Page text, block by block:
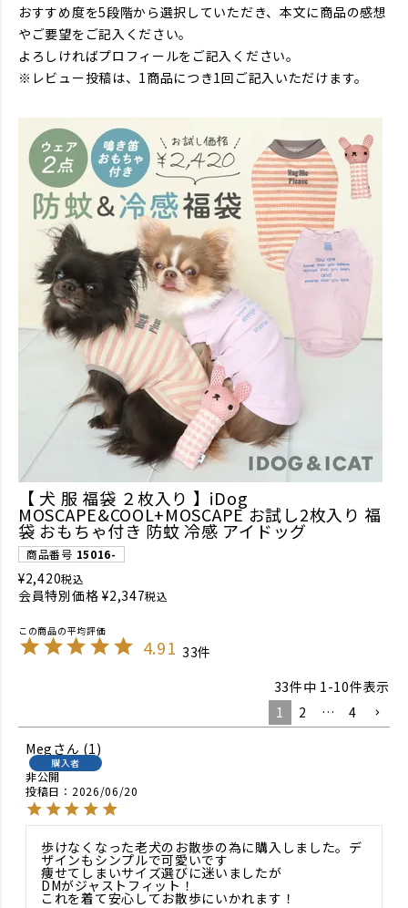
おすすめ度を5段階から選択していただき、本文に商品の感想
やご要望をご記入ください。
よろしければプロフィールをご記入ください。
※レビュー投稿は、1商品につき1回ご記入いただけます。
【 犬 服 福袋 ２枚入り 】iDog
MOSCAPE&COOL+MOSCAPE お試し2枚入り 福
袋 おもちゃ付き 防蚊 冷感 アイドッグ
商品番号 15016-
¥2,420税込
会員特別価格 ¥2,347税込
4.91 33
33件中 1-10件表示
1
2 …
4
Meg
1
購入者
非公開
投稿日
2026/06/20
歩けなくなった老犬のお散歩の為に購入しました。デ
ザインもシンプルで可愛いです
痩せてしまいサイズ選びに迷いましたが
DMがジャストフィット！
これを着て安心してお散歩にいかれます！